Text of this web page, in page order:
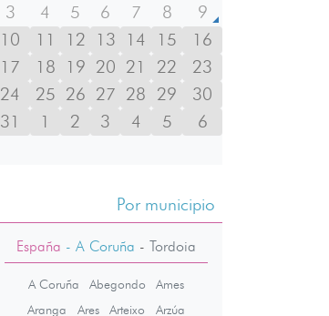
3
4 5 6 7 8
9
10
11 12 13 14 15
16
17
18 19 20 21 22
23
24
25 26 27 28 29
30
31
1 2 3 4 5 6
Por municipio
España - A Coruña - Tordoia
A Coruña Abegondo
Ames
Aranga
Ares Arteixo
Arzúa